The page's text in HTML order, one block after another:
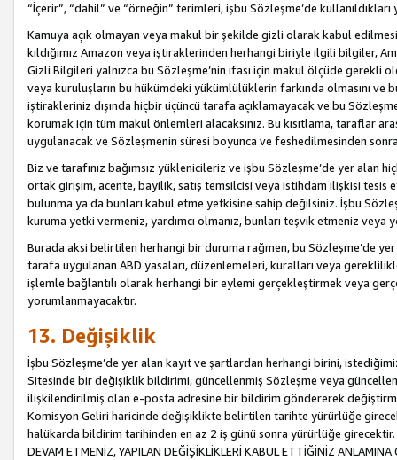
“İçerir”, “dahil” ve “örneğin” terimleri, işbu Sözleşme’de
Kamuya açık olmayan veya makul bir şekilde gizli olarak kabul
kıldığımız Amazon veya iştiraklerinden herhangi biriyle ilgili bilgiler,
Gizli Bilgileri yalnızca bu Sözleşme’nin ifası için makul ölçüde gerekli
veya kuruluşların bu hükümdeki yükümlülüklerin farkında olmasını ve
iştirakleriniz dışında hiçbir üçüncü tarafa açıklamayacak ve bu
korumak için tüm makul önlemleri alacaksınız. Bu kısıtlama, taraflar
uygulanacak ve Sözleşmenin süresi boyunca ve feshedilmesinden
Biz ve tarafınız bağımsız yüklenicileriz ve işbu Sözleşme’de yer alan
ortak girişim, acente, bayilik, satış temsilcisi veya istihdam ilişkisi
bulunma ya da bunları kabul etme yetkisine sahip değilsiniz. İşbu
kuruma yetki vermeniz, yardımcı olmanız, bunları teşvik etmeniz
Burada aksi belirtilen herhangi bir duruma rağmen, bu Sözleşme’de
tarafa uygulanan ABD yasaları, düzenlemeleri, kuralları veya
işlemle bağlantılı olarak herhangi bir eylemi gerçekleştirmek veya
yorumlanmayacaktır.
13. Değişiklik
İşbu Sözleşme’de yer alan kayıt ve şartlardan herhangi birini,
Sitesinde bir değişiklik bildirimi, güncellenmiş Sözleşme veya
ilişkilendirilmiş olan e-posta adresine bir bildirim göndererek
Komisyon Geliri haricinde değişiklikte belirtilen tarihte yürürlüğe
halükarda bildirim tarihinden en az 2 iş günü sonra yürürlüğe girecektir.
DEVAM ETMENİZ, YAPILAN DEĞİŞİKLİKLERİ KABUL ETTİĞİNİZ